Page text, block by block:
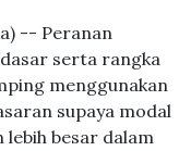
-- Peranan
serta rangka
menggunakan
supaya modal
besar dalam